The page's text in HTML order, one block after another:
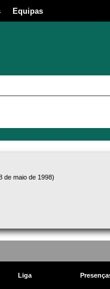
Equipas
de maio de 1998)
Liga